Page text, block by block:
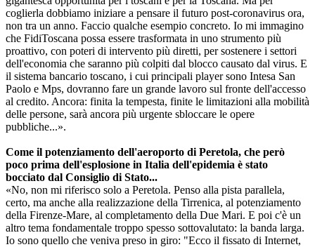
coglierla dobbiamo iniziare a pensare il futuro post-coronavirus ora,
non tra un anno. Faccio qualche esempio concreto. Io mi immagino
che FidiToscana possa essere trasformata in uno strumento più
proattivo, con poteri di intervento più diretti, per sostenere i settori
dell'economia che saranno più colpiti dal blocco causato dal virus. E
il sistema bancario toscano, i cui principali player sono Intesa San
Paolo e Mps, dovranno fare un grande lavoro sul fronte dell'accesso
al credito. Ancora: finita la tempesta, finite le limitazioni alla mobilità
delle persone, sarà ancora più urgente sbloccare le opere
pubbliche...».
Come il potenziamento dell'aeroporto di Peretola, che però
poco prima dell'esplosione in Italia dell'epidemia è stato
bocciato dal Consiglio di Stato...
«No, non mi riferisco solo a Peretola. Penso alla pista parallela,
certo, ma anche alla realizzazione della Tirrenica, al potenziamento
della Firenze-Mare, al completamento della Due Mari. E poi c'è un
altro tema fondamentale troppo spesso sottovalutato: la banda larga.
Io sono quello che veniva preso in giro: "Ecco il fissato di Internet,